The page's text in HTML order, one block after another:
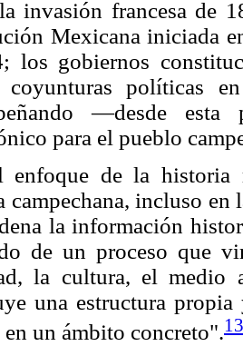
invasión francesa de
Mexicana iniciada
los gobiernos
coyunturas políticas
—desde
para el pueblo
enfoque de la historia
campechana, incluso en
la información
de un proceso que
la cultura, el medio
una estructura
un ámbito concreto".13